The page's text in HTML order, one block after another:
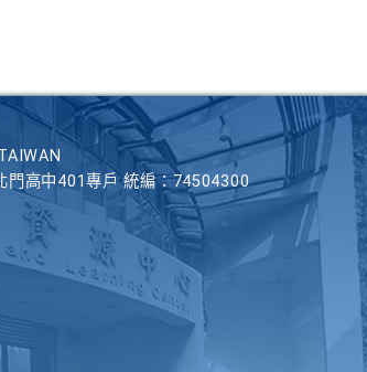
門高中401專戶 統編：74504300